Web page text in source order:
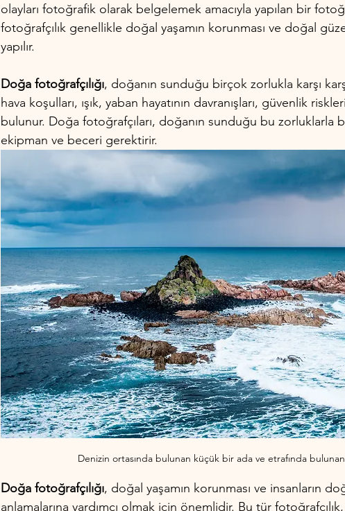
olayları fotoğrafik olarak belgelemek amacıyla yapılan bir
fotoğrafçılık genellikle doğal yaşamın korunması ve doğal
yapılır.
Doğa fotoğrafçılığı, doğanın sunduğu birçok zorlukla karşı
hava koşulları, ışık, yaban hayatının davranışları, güvenlik
bulunur. Doğa fotoğrafçıları, doğanın sunduğu bu zorluklarla
ekipman ve beceri gerektirir.
Denizin ortasında bulunan küçük bir ada ve etrafında
Doğa fotoğrafçılığı, doğal yaşamın korunması ve insanların
anlamalarına yardımcı olmak için önemlidir. Bu tür